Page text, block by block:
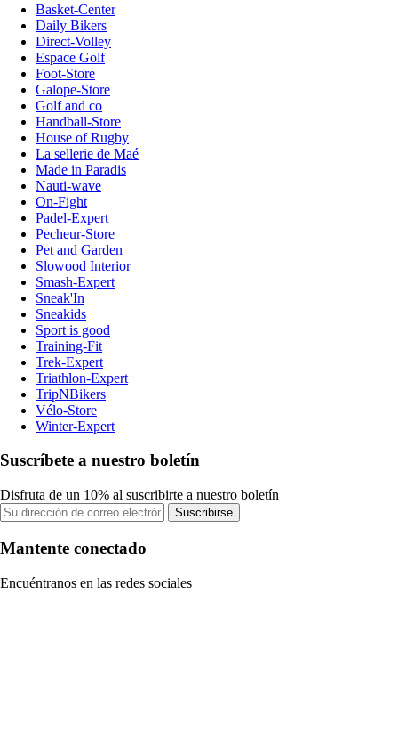
Basket-Center
Daily Bikers
Direct-Volley
Espace Golf
Foot-Store
Galope-Store
Golf and co
Handball-Store
House of Rugby
La sellerie de Maé
Made in Paradis
Nauti-wave
On-Fight
Padel-Expert
Pecheur-Store
Pet and Garden
Slowood Interior
Smash-Expert
Sneak'In
Sneakids
Sport is good
Training-Fit
Trek-Expert
Triathlon-Expert
TripNBikers
Vélo-Store
Winter-Expert
Suscríbete a nuestro boletín
Disfruta de un 10% al suscribirte a nuestro boletín
Suscribirse
Mantente conectado
Encuéntranos en las redes sociales